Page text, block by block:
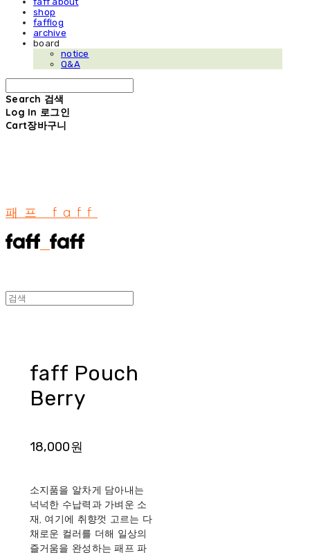
shop
fafflog
archive
board
notice
Q&A
Search 검색
Log In 로그인
Cart장바구니
패프 faff
faff Pouch
Berry
18,000원
소지품을 알차게 담아내는
넉넉한 수납력과 가벼운 소
재, 여기에 취향껏 고르는 다
채로운 컬러를 더해 일상의
즐거움을 완성하는 패프 파